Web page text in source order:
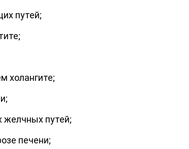
путей;
холангите;
желчных путей;
печени;